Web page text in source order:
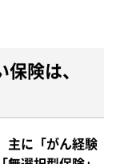
険は、
主に「がん経験